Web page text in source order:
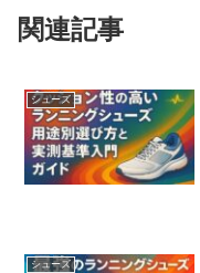
関連記事
シューズ
シューズ